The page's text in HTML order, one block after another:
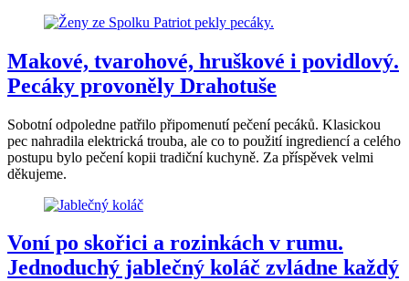
Makové, tvarohové, hruškové i povidlový.
Pecáky provoněly Drahotuše
Sobotní odpoledne patřilo připomenutí pečení pecáků. Klasickou
pec nahradila elektrická trouba, ale co to použití ingrediencí a celého
postupu bylo pečení kopii tradiční kuchyně. Za příspěvek velmi
děkujeme.
Voní po skořici a rozinkách v rumu.
Jednoduchý jablečný koláč zvládne každý